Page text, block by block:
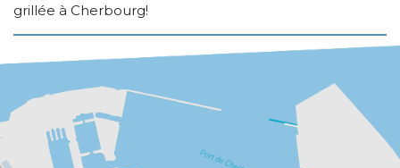
grillée à Cherbourg!